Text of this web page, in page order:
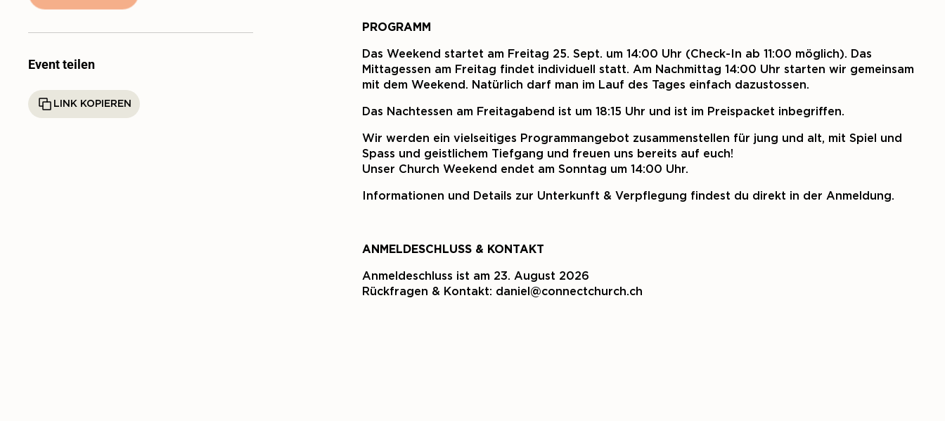
Event teilen
LINK KOPIEREN
PROGRAMM
Das Weekend startet am Freitag 25. Sept. um 14:00 Uhr (Check-In ab 11:00 möglich). Das
Mittagessen am Freitag findet individuell statt. Am Nachmittag 14:00 Uhr starten wir gemeinsam
mit dem Weekend. Natürlich darf man im Lauf des Tages einfach dazustossen.
Das Nachtessen am Freitagabend ist um 18:15 Uhr und ist im Preispacket inbegriffen.
Wir werden ein vielseitiges Programmangebot zusammenstellen für jung und alt, mit Spiel und
Spass und geistlichem Tiefgang und freuen uns bereits auf euch!
Unser Church Weekend endet am Sonntag um 14:00 Uhr.
Informationen und Details zur Unterkunft & Verpflegung findest du direkt in der Anmeldung.
ANMELDESCHLUSS & KONTAKT
Anmeldeschluss ist am 23. August 2026
Rückfragen & Kontakt: daniel@connectchurch.ch